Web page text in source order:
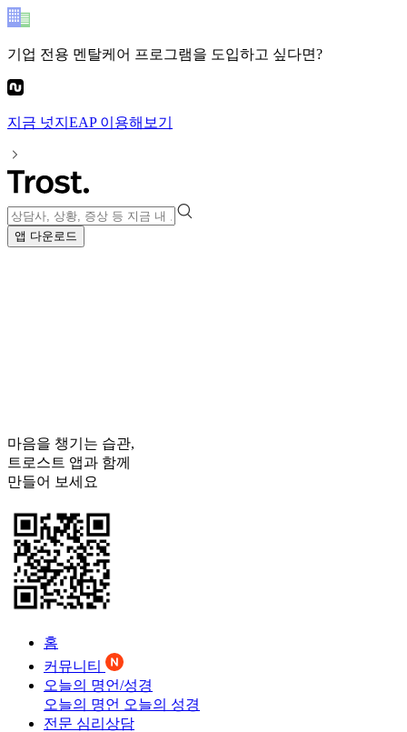
기업 전용 멘탈케어 프로그램을 도입하고 싶다면?
지금 넛지EAP이용해보기
앱 다운로드
마음을 챙기는 습관,
트로스트 앱과 함께
만들어 보세요
홈
커뮤니티
오늘의 명언/성경
오늘의 명언 오늘의 성경
전문 심리상담